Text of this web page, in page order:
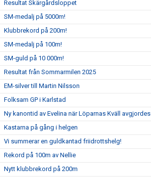
Resultat Skärgårdsloppet
SM-medalj på 5000m!
Klubbrekord på 200m!
SM-medalj på 100m!
SM-guld på 10 000m!
Resultat från Sommarmilen 2025
EM-silver till Martin Nilsson
Folksam GP i Karlstad
Ny kanontid av Evelina när Löparnas Kväll avgjordes
Kastarna på gång i helgen
Vi summerar en guldkantad friidrottshelg!
Rekord på 100m av Nellie
Nytt klubbrekord på 200m